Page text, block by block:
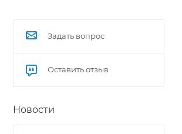
Задать вопрос
Оставить отзыв
Новости